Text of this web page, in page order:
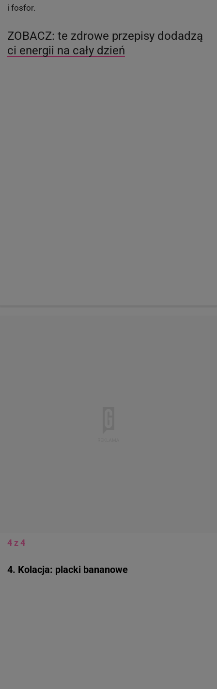
i fosfor.
ZOBACZ: te zdrowe przepisy dodadzą
ci energii na cały dzień
4 z 4
4. Kolacja: placki bananowe